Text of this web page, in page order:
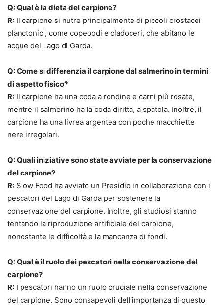
Q: Qual è la dieta del carpione?
R: Il carpione si nutre principalmente di piccoli crostacei
planctonici, come copepodi e cladoceri, che abitano le
acque del Lago di Garda.
Q: Come si differenzia il carpione dal salmerino in termini
di aspetto fisico?
R: Il carpione ha una coda a rondine e carni più rosate,
mentre il salmerino ha la coda diritta, a spatola. Inoltre, il
carpione ha una livrea argentea con poche macchiette
nere irregolari.
Q: Quali iniziative sono state avviate per la conservazione
del carpione?
R: Slow Food ha avviato un Presidio in collaborazione con i
pescatori del Lago di Garda per sostenere la
conservazione del carpione. Inoltre, gli studiosi stanno
tentando la riproduzione artificiale del carpione,
nonostante le difficoltà e la mancanza di fondi.
Q: Qual è il ruolo dei pescatori nella conservazione del
carpione?
R: I pescatori hanno un ruolo cruciale nella conservazione
del carpione. Sono consapevoli dell’importanza di questo